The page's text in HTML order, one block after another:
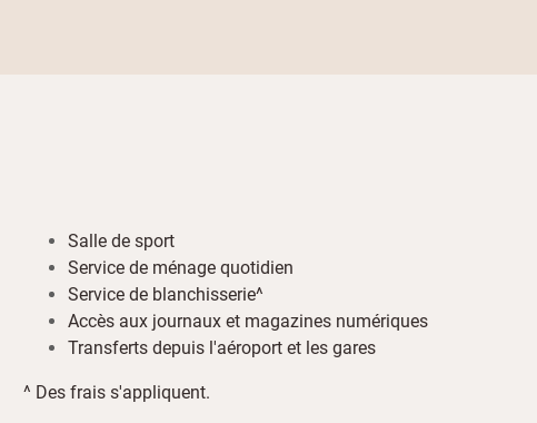
Salle de sport
Service de ménage quotidien
Service de blanchisserie^
Accès aux journaux et magazines numériques
Transferts depuis l'aéroport et les gares
^ Des frais s'appliquent.